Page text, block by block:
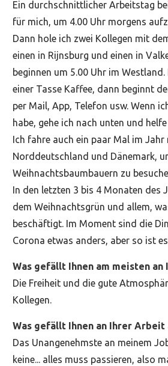
Ein durchschnittlicher Arbeitstag
für mich, um 4.00 Uhr morgens
Dann hole ich zwei Kollegen mit
einen in Rijnsburg und einen in
beginnen um 5.00 Uhr im
einer Tasse Kaffee, dann beginnt
per Mail, App, Telefon usw. Wenn
habe, gehe ich nach unten und
Ich fahre auch ein paar Mal im Jahr
Norddeutschland und Dänemark,
Weihnachtsbaumbauern zu
In den letzten 3 bis 4 Monaten des
dem Weihnachtsgrün und allem,
beschäftigt. Im Moment sind die
Corona etwas anders, aber so ist
Was gefällt Ihnen am meisten an
Die Freiheit und die gute
Kollegen.
Was gefällt Ihnen an Ihrer Arbeit
Das Unangenehmste an meinem
keine... alles muss passieren, also